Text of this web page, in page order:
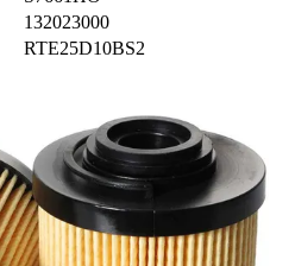
132023000
RTE25D10BS2
HID18241
SFMF2-5-12UM
ERA32NCC
7606100
ERA32NCC
CMF100AN